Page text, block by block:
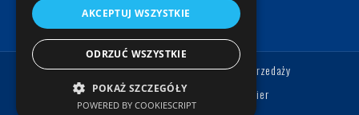
Polityka prywatności
Ogólne warunki sprzedaży
Wszystkie prawa zastrzeżone © Kartier
AKCEPTUJ WSZYSTKIE
ODRZUĆ WSZYSTKIE
POKAŻ SZCZEGÓŁY
POWERED BY COOKIESCRIPT